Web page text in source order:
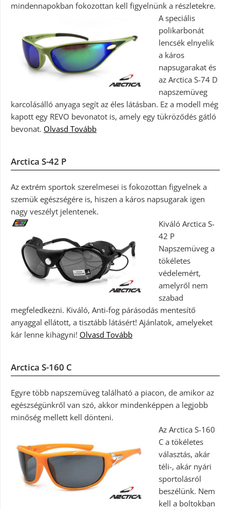
mindennapokban fokozottan kell figyelnünk a részletekre.
A speciális
polikarbonát
lencsék elnyelik
a káros
napsugarakat és
az Arctica S-74 D
napszemüveg
karcolásálló anyaga segít az éles látásban. Ez a modell még
kapott egy REVO bevonatot is, amely egy tükröződés gátló
bevonat. Olvasd Tovább
Arctica S-42 P
Az extrém sportok szerelmesei is fokozottan figyelnek a
szemük egészségére is, hiszen a káros napsugarak igen
nagy veszélyt jelentenek.
Kiváló Arctica S-
42 P
Napszemüveg a
tökéletes
védelemért,
amelyről nem
szabad
megfeledkezni. Kiváló, Anti-fog párásodás mentesítő
anyaggal ellátott, a tisztább látásért! Ajánlatok, amelyeket
kár lenne kihagyni! Olvasd Tovább
Arctica S-160 C
Egyre több napszemüveg található a piacon, de amikor az
egészségünkről van szó, akkor mindenképpen a legjobb
minőség mellett kell dönteni.
Az Arctica S-160
C a tökéletes
választás, akár
téli-, akár nyári
sportolásról
beszélünk. Nem
kell a boltokban